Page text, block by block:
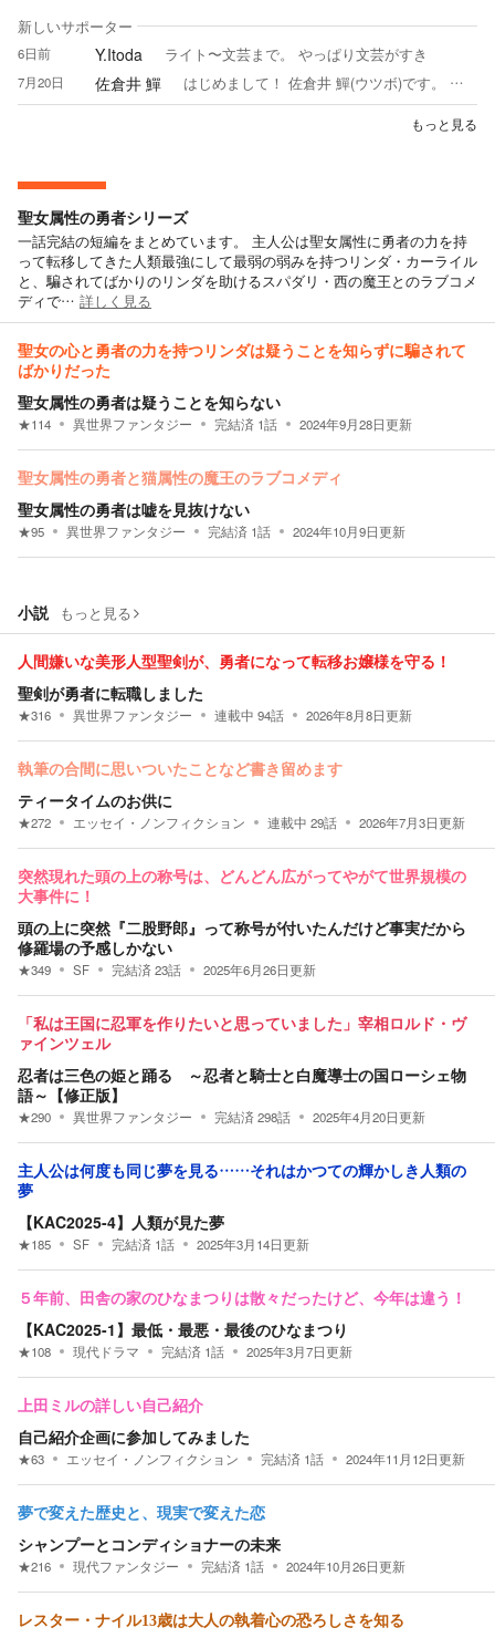
新しいサポーター
6日前 Y.Itoda ライト〜文芸まで。 やっぱり文芸がすき
7月20日 佐倉井 鱓 はじめまして！ 佐倉井 鱓(ウツボ)です。 気楽に読んで 気楽に楽しんでいただけたら 幸いです。 本業、作詞家の しがないバーテンダーです笑 作詞家が小説を書いたら──どうなる！？ と、挑戦中！ 昼夜仕事詰めで なかなかコメントはできませんが お世話になったならば とことん尽くしたいタイプでございます。 ですが⋯⋯ お返し目的の♡連打、☆爆には 申し訳ございませんが 反応いたしません。 代表作 紅蓮の嚮後 〜桜の鎮魂歌〜 https://kakuyomu.jp/works/16818622175686771533 どうか 末永くよろしくお願いいたします🌸.*
もっと見る
聖女属性の勇者シリーズ
一話完結の短編をまとめています。 主人公は聖女属性に勇者の力を持
って転移してきた人類最強にして最弱の弱みを持つリンダ・カーライル
と、騙されてばかりのリンダを助けるスパダリ・西の魔王とのラブコメ
ディで… 詳しく見る
聖女の心と勇者の力を持つリンダは疑うことを知らずに騙されて
ばかりだった
聖女属性の勇者は疑うことを知らない
★114 異世界ファンタジー 完結済 1話 2024年9月28日更新
聖女属性の勇者と猫属性の魔王のラブコメディ
聖女属性の勇者は嘘を見抜けない
★95 異世界ファンタジー 完結済 1話 2024年10月9日更新
小説 もっと見る
人間嫌いな美形人型聖剣が、勇者になって転移お嬢様を守る！
聖剣が勇者に転職しました
★316 異世界ファンタジー 連載中 94話 2026年8月8日更新
執筆の合間に思いついたことなど書き留めます
ティータイムのお供に
★272 エッセイ・ノンフィクション 連載中 29話 2026年7月3日更新
突然現れた頭の上の称号は、どんどん広がってやがて世界規模の
大事件に！
頭の上に突然『二股野郎』って称号が付いたんだけど事実だから
修羅場の予感しかない
★349 SF 完結済23話 2025年6月26日更新
「私は王国に忍軍を作りたいと思っていました」宰相ロルド・ヴ
ァインツェル
忍者は三色の姫と踊る ～忍者と騎士と白魔導士の国ローシェ物
語～【修正版】
★290 異世界ファンタジー 完結済298話 2025年4月20日更新
主人公は何度も同じ夢を見る……それはかつての輝かしき人類の
夢
【KAC2025-4】人類が見た夢
★185 SF 完結済 1話 2025年3月14日更新
５年前、田舎の家のひなまつりは散々だったけど、今年は違う！
【KAC2025-1】最低・最悪・最後のひなまつり
★108 現代ドラマ 完結済 1話 2025年3月7日更新
上田ミルの詳しい自己紹介
自己紹介企画に参加してみました
★63 エッセイ・ノンフィクション 完結済 1話 2024年11月12日更新
夢で変えた歴史と、現実で変えた恋
シャンプーとコンディショナーの未来
★216 現代ファンタジー 完結済 1話 2024年10月26日更新
レスター・ナイル13歳は大人の執着心の恐ろしさを知る